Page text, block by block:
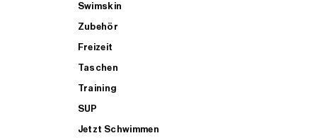
Swimskin
Zubehör
Freizeit
Taschen
Training
SUP
Jetzt Schwimmen